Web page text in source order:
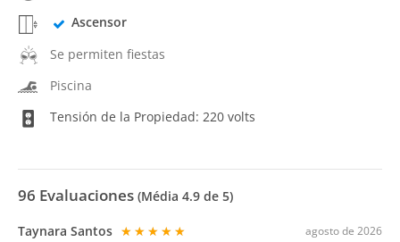
Ascensor
Se permiten fiestas
Piscina
Tensión de la Propiedad: 220 volts
96 Evaluaciones (Média 4.9 de 5)
agosto de 2026
Taynara Santos ★★★★★